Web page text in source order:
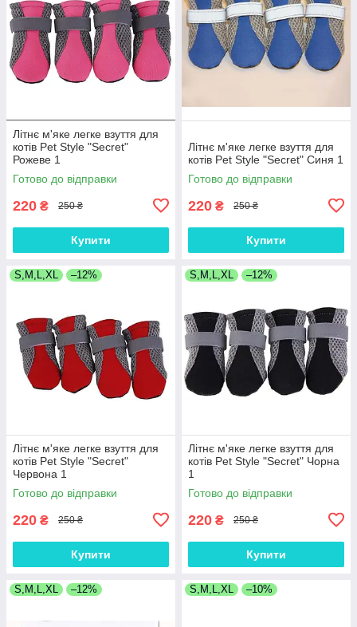
Літнє м'яке легке взуття для
котів Pet Style "Secret"
Рожеве 1
Готово до відправки
220 ₴ 250 ₴
Купити
Літнє м'яке легке взуття для
котів Pet Style "Secret" Синя 1
Готово до відправки
220 ₴ 250 ₴
Купити
S,M,L,XL –12%
Літнє м'яке легке взуття для
котів Pet Style "Secret"
Червона 1
Готово до відправки
220 ₴ 250 ₴
Купити
S,M,L,XL –12%
Літнє м'яке легке взуття для
котів Pet Style "Secret" Чорна
1
Готово до відправки
220 ₴ 250 ₴
Купити
S,M,L,XL –12% S,M,L,XL –10%